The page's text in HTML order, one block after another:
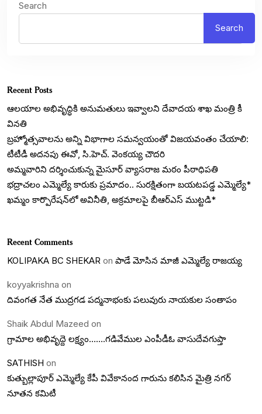
Search
Search
Recent Posts
ఆలయాల అభివృద్ధికి అనుమతులు ఇవ్వాలని దేవాదయ శాఖ మంత్రి కీ
వినతి
బ్రహ్మోత్సవాలను అన్ని విభాగాల సమన్వయంతో విజయవంతం చేయాలి:
టీటీడీ అదనపు ఈవో, సి.హెచ్. వెంకయ్య చౌదరి
అమ్మవారిని దర్శించుకున్న మైసూర్ వ్యాసరాజ మఠం పీఠాధిపతి
భద్రాచలం ఎమ్మెల్యే కారుకు ప్రమాదం.. సురక్షితంగా బయటపడ్డ ఎమ్మెల్యే*
ఖమ్మం కార్పొరేషన్‌లో అవినీతి, అక్రమాలపై బీఆర్ఎస్ ముట్టడి*
Recent Comments
KOLIPAKA BC SHEKAR on పాడే మోసిన మాజీ ఎమ్మెల్యే రాజయ్య
koyyakrishna on
దివంగత నేత ముద్రగడ పద్మనాభంకు పలువురు నాయకుల సంతాపం
Shaik Abdul Mazeed on
గ్రామాల అభివృద్దె లక్ష్యం…….గడివేముల ఎంపీడీఓ వాసుదేవగుప్తా
SATHISH on
కుత్బుల్లాపూర్ ఎమ్మెల్యే కేపీ వివేకానంద గారును కలిసిన మైత్రి నగర్
నూతన కమిటీ